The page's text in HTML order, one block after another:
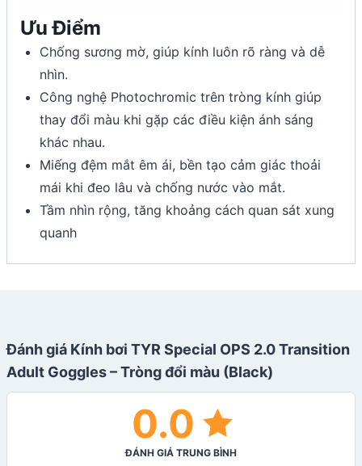
Ưu Điểm
Chống sương mờ, giúp kính luôn rõ ràng và dễ
nhìn.
Công nghệ Photochromic trên tròng kính giúp
thay đổi màu khi gặp các điều kiện ánh sáng
khác nhau.
Miếng đệm mắt êm ái, bền tạo cảm giác thoải
mái khi đeo lâu và chống nước vào mắt.
Tầm nhìn rộng, tăng khoảng cách quan sát xung
quanh
Đánh giá Kính bơi TYR Special OPS 2.0 Transition
Adult Goggles – Tròng đổi màu (Black)
0.0
ĐÁNH GIÁ TRUNG BÌNH